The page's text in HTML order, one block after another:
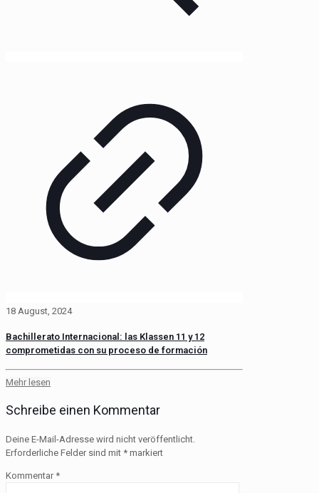
18 August, 2024
Bachillerato Internacional: las Klassen 11 y 12
comprometidas con su proceso de formación
Mehr lesen
Schreibe einen Kommentar
Deine E-Mail-Adresse wird nicht veröffentlicht.
Erforderliche Felder sind mit * markiert
Kommentar *